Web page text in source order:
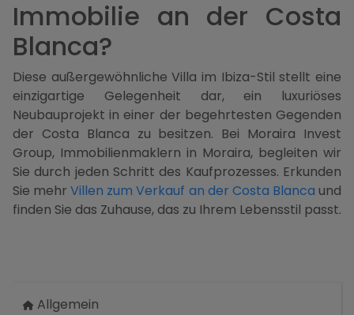
Immobilie an der Costa
Blanca?
Diese außergewöhnliche Villa im Ibiza-Stil stellt eine
einzigartige Gelegenheit dar, ein luxuriöses
Neubauprojekt in einer der begehrtesten Gegenden
der Costa Blanca zu besitzen. Bei Moraira Invest
Group, Immobilienmaklern in Moraira, begleiten wir
Sie durch jeden Schritt des Kaufprozesses. Erkunden
Sie mehrVillen zum Verkauf an der Costa Blanca und
finden Sie das Zuhause, das zu Ihrem Lebensstil passt.
Allgemein